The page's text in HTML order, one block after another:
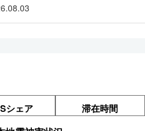
シェア 滞在時間